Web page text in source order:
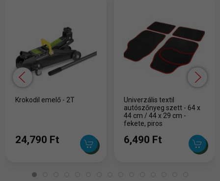
Krokodil emelő - 2T
24,790 Ft
Univerzális textil
autószőnyeg szett - 64 x
44 cm / 44 x 29 cm -
fekete, piros
6,490 Ft